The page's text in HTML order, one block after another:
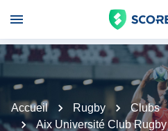
Accueil Rugby Clubs
Aix Université Club Rugby